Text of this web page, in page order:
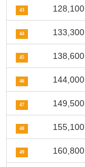
43 128,100
44 133,300
45 138,600
46 144,000
47 149,500
48 155,100
49 160,800